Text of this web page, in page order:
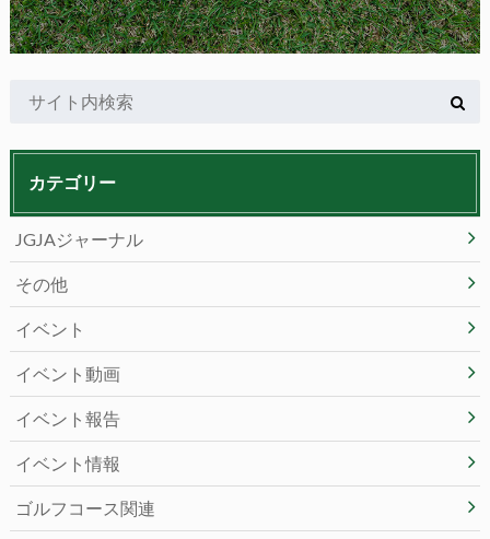
カテゴリー
JGJAジャーナル
その他
イベント
イベント動画
イベント報告
イベント情報
ゴルフコース関連